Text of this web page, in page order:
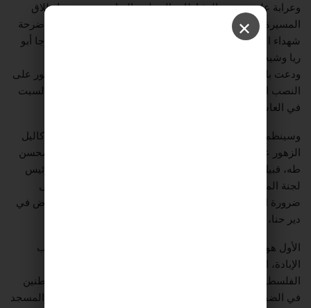
وعرابة على تحضير النشاطات المحلية بالتزامن مع موعد انطلاق
المسيرة المركزية، وذلك الى جانب وضع أكاليل الزهور على اضرحة
شهداء المدينتين: خديجة شواهنة وخير ياسين وخضر خلايلة ورجا أبو
ريا وشيخة أبو صالح.
ودعت بلدية الطيبة واللجنة الشعبية فيها الى وضع أكاليل الزهور على
النصب التذكاري ليوم الأرض وللشهيد رأفت زهيري، في يوم السبت
في العاشرة صباحا.
وسينظم المجلس المحلي واللجنة الشعبية في كفر كنا وضع أكاليل
الزهور على النصب التذكاري وعلى ضريح شهيد يوم الأرض، محسن
طه، قبيل الانطلاق الى المسيرة المركزية في دير حنا. وكان رئيس
لجنة المتابعة محمد بركة قد اكّد في اجتماع دير حنا أمس، على
ضرورة العمل لأوسع مشاركة في المسيرة المركزية ليوم الأرض في
دير حنا، التي سترتكز سياسيا على ثلاثة عناوين مركزية.
الأول هو إطلاق صرختنا ضد القتل والتهجير والتجويع وضد حرب
الإبادة، التي ترتكبها إسرائيل بدعم أمريكا وحلفائها ضد شعبنا
الفلسطيني في قطاع غزة، وضد ممارسات الاحتلال والمستوطنين
في الضفة الغربية والقدس، وللنضال من اجل حماية القدس والمسجد
✕